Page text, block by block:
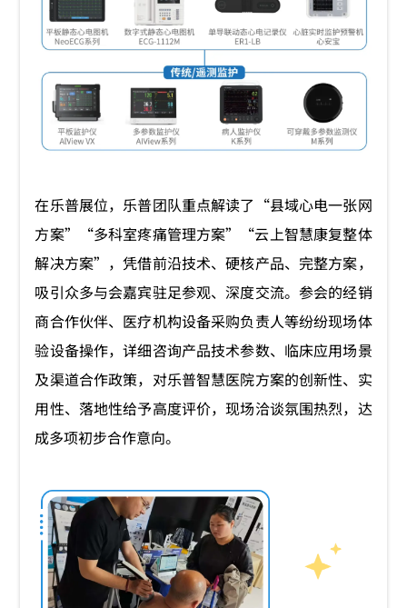
在乐普展位，乐普团队重点解读了“县域心电一张网
方案”“多科室疼痛管理方案”“云上智慧康复整体
解决方案”，凭借前沿技术、硬核产品、完整方案，
吸引众多与会嘉宾驻足参观、深度交流。参会的经销
商合作伙伴、医疗机构设备采购负责人等纷纷现场体
验设备操作，详细咨询产品技术参数、临床应用场景
及渠道合作政策，对乐普智慧医院方案的创新性、实
用性、落地性给予高度评价，现场洽谈氛围热烈，达
成多项初步合作意向。